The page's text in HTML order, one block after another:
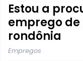
Estou a
emprego
rondônia
Empregos